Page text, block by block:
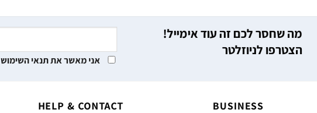
מה שחסר לכם זה עוד אימייל!
הצטרפו לניוזלטר
אני מאשר את תנאי השימוש
BUSINESS
HELP & CONTACT